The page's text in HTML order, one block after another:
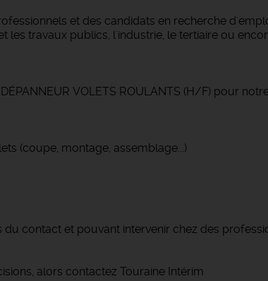
et des candidats en recherche
travaux publics, l'industrie, le tertiaire ou
VOLETS ROULANTS (H/F) pour
(coupe, montage, assemblage...)
contact et pouvant intervenir chez des
alors contactez Touraine Intérim